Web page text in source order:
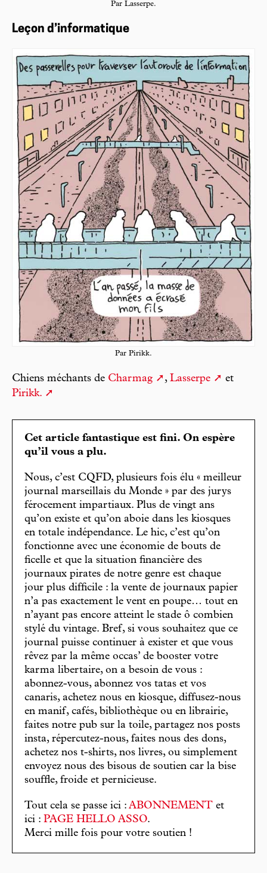
Par Lasserpe.
Leçon d’informatique
Par Pirikk.
Chiens méchants de Charmag , Lasserpe
et
Pirikk.
Cet article fantastique est fini. On espère
qu’il vous a plu.
Nous, c’est CQFD, plusieurs fois élu « meilleur
journal marseillais du Monde » par des jurys
férocement impartiaux. Plus de vingt ans
qu’on existe et qu’on aboie dans les kiosques
en totale indépendance. Le hic, c’est qu’on
fonctionne avec une économie de bouts de
ficelle et que la situation financière des
journaux pirates de notre genre est chaque
jour plus difficile : la vente de journaux papier
n’a pas exactement le vent en poupe… tout en
n’ayant pas encore atteint le stade ô combien
stylé du vintage. Bref, si vous souhaitez que ce
journal puisse continuer à exister et que vous
rêvez par la même occas’ de booster votre
karma libertaire, on a besoin de vous :
abonnez-vous, abonnez vos tatas et vos
canaris, achetez nous en kiosque, diffusez-nous
en manif, cafés, bibliothèque ou en librairie,
faites notre pub sur la toile, partagez nos posts
insta, répercutez-nous, faites nous des dons,
achetez nos t-shirts, nos livres, ou simplement
envoyez nous des bisous de soutien car la bise
souffle, froide et pernicieuse.
Tout cela se passe ici : ABONNEMENT et
ici : PAGE HELLO ASSO.
Merci mille fois pour votre soutien !